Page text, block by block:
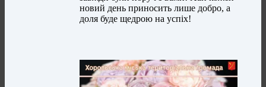
новий день приносить лише добро, а
доля буде щедрою на успіх!